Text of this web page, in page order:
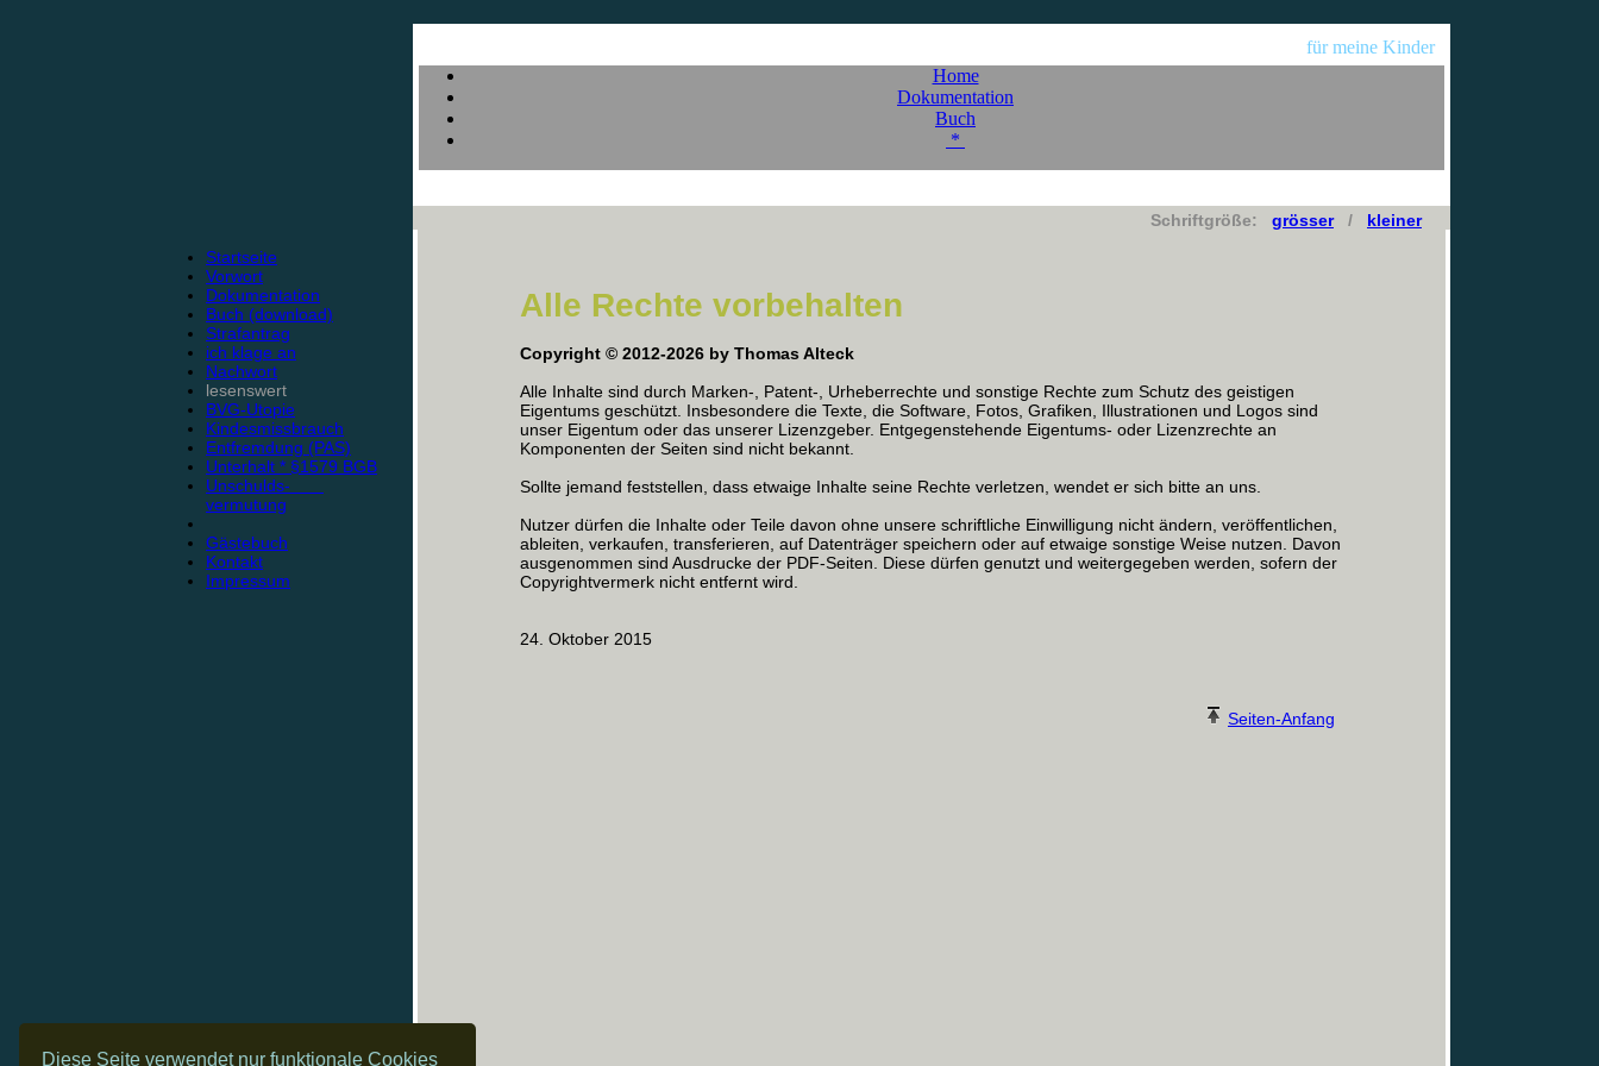
Diese Seite verwendet nur funktionale Cookies
für meine Kinder
Home
Dokumentation
Buch
*
Startseite
Vorwort
Dokumentation
Buch (download)
Strafantrag
ich klage an
Nachwort
lesenswert
BVG-Utopie
Kindesmissbrauch
Entfremdung (PAS)
Unterhalt * §1579 BGB
Unschulds-
vermutung
Gästebuch
Kontakt
Impressum
Schriftgröße: grösser/ kleiner
Alle Rechte vorbehalten
Copyright © 2012-2026 by Thomas Alteck
Alle Inhalte sind durch Marken-, Patent-, Urheberrechte und sonstige Rechte zum Schutz des geistigen
Eigentums geschützt. Insbesondere die Texte, die Software, Fotos, Grafiken, Illustrationen und Logos sind
unser Eigentum oder das unserer Lizenzgeber. Entgegenstehende Eigentums- oder Lizenzrechte an
Komponenten der Seiten sind nicht bekannt.
Sollte jemand feststellen, dass etwaige Inhalte seine Rechte verletzen, wendet er sich bitte an uns.
Nutzer dürfen die Inhalte oder Teile davon ohne unsere schriftliche Einwilligung nicht ändern, veröffentlichen,
ableiten, verkaufen, transferieren, auf Datenträger speichern oder auf etwaige sonstige Weise nutzen. Davon
ausgenommen sind Ausdrucke der PDF-Seiten. Diese dürfen genutzt und weitergegeben werden, sofern der
Copyrightvermerk nicht entfernt wird.
24. Oktober 2015
Seiten-Anfang